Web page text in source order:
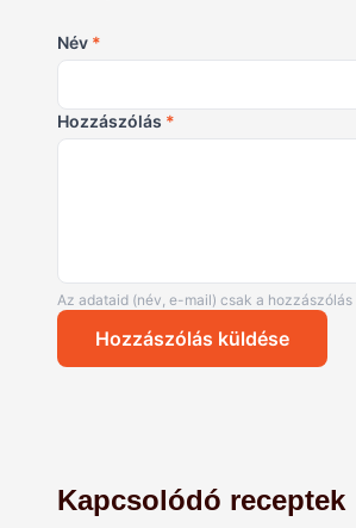
Név *
Hozzászólás *
Az adataid (név, e-mail) csak a
Hozzászólás küldése
Kapcsolódó receptek